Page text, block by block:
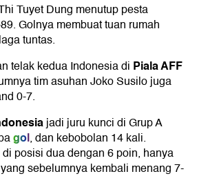
Tuyet Dung menutup pesta
Golnya membuat tuan rumah
tuntas.
telak kedua Indonesia di Piala AFF
tim asuhan Joko Susilo juga
0-7.
jadi juru kunci di Grup A
gol, dan kebobolan 14 kali.
di posisi dua dengan 6 poin, hanya
sebelumnya kembali menang 7-